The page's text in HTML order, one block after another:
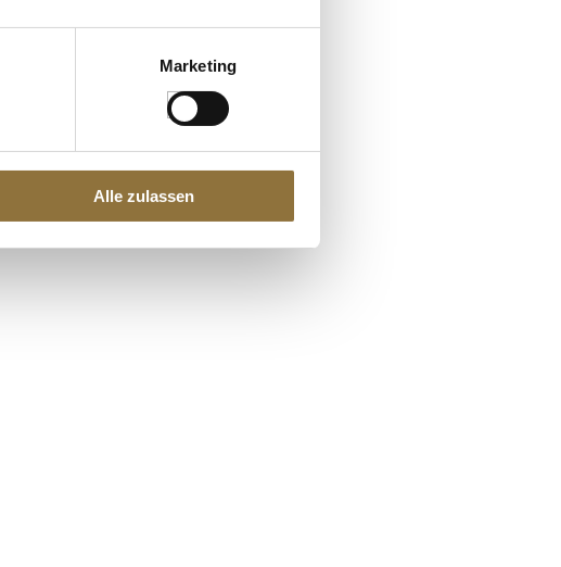
Marketing
Alle zulassen